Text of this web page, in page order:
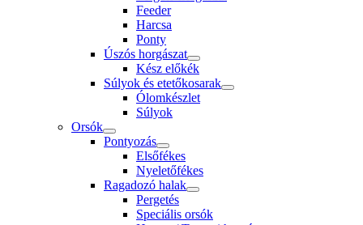
Feeder
Harcsa
Ponty
Úszós horgászat
Kész előkék
Súlyok és etetőkosarak
Ólomkészlet
Súlyok
Orsók
Pontyozás
Elsőfékes
Nyeletőfékes
Ragadozó halak
Pergetés
Speciális orsók